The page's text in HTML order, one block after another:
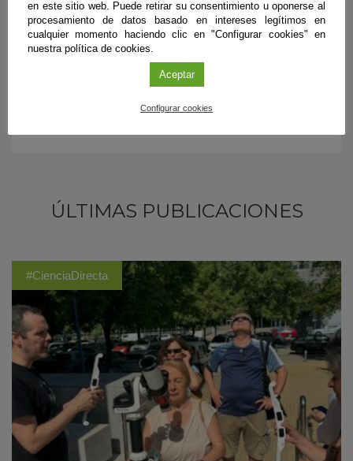
territorio.
ÚLTIMAS PUBLICACIONES
#CienciaDirecta
en este sitio web. Puede retirar su consentimiento u oponerse al
procesamiento de datos basado en intereses legítimos en
cualquier momento haciendo clic en "Configurar cookies" en
nuestra política de cookies.
Aceptar
Configurar cookies